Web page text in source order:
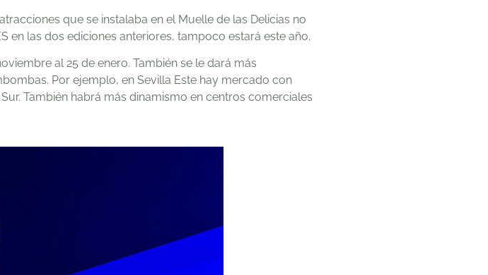
que se instalaba en el Muelle de las Delicias no
en las dos ediciones anteriores, tampoco estará este año.
al 25 de enero. También se le dará más
Por ejemplo, en Sevilla Este hay mercado con
También habrá más dinamismo en centros comerciales